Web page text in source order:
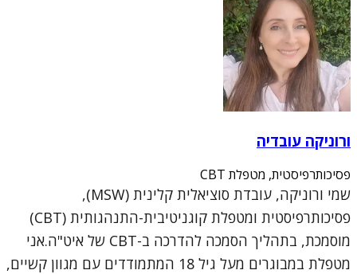
ורוניקה עובדיה
פסיכותרפיסטית, מטפלת CBT
שמי ורוניקה, עובדת סוציאלית קלינית (MSW),
פסיכותרפיסטית ומטפלת קוגניטיבית-התנהגותית (CBT)
מוסמכת, בתהליך הסמכה להדרכה ב-CBT של איט"ה.אני
מטפלת במבוגרים מעל גיל 18 המתמודדים עם מגוון קשיים,